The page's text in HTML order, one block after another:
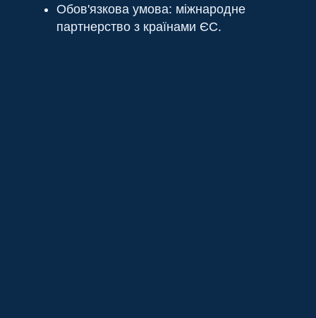
Обов'язкова умова: міжнародне
партнерство з країнами ЄС.